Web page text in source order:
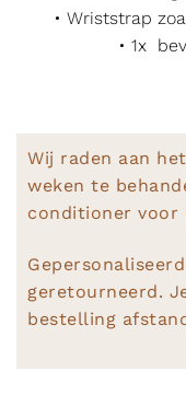
• Wriststrap
• 1x
Wij raden aan
weken te
conditioner voor
geretourneerd.
bestelling